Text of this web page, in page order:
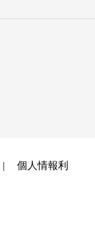
個人情報利